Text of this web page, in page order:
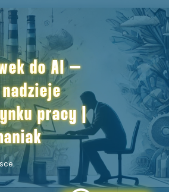
do AI –
pracy |